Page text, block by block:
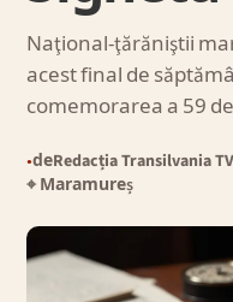
Naţional-ţărăniştii
acest final de
comemorarea a 59
●deRedacția Transilvania TV
⌖ Maramureș